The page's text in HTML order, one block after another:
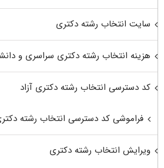
سایت انتخاب رشته دکتری
هزینه انتخاب رشته دکتری سراسری و
کد دسترسی انتخاب رشته دکتری آزاد
فراموشی کد دسترسی انتخاب رشته
ویرایش انتخاب رشته دکتری